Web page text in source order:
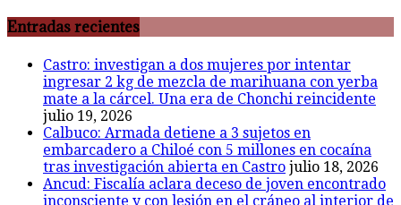
Entradas recientes
Castro: investigan a dos mujeres por intentar
ingresar 2 kg de mezcla de marihuana con yerba
mate a la cárcel. Una era de Chonchi reincidente
julio 19, 2026
Calbuco: Armada detiene a 3 sujetos en
embarcadero a Chiloé con 5 millones en cocaína
tras investigación abierta en Castro julio 18, 2026
Ancud: Fiscalía aclara deceso de joven encontrado
inconsciente y con lesión en el cráneo al interior de